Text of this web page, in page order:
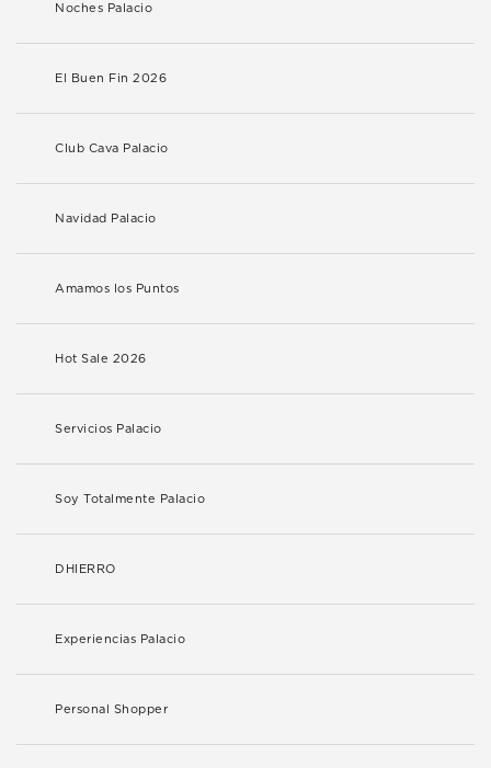
Noches Palacio
El Buen Fin 2026
Club Cava Palacio
Navidad Palacio
Amamos los Puntos
Hot Sale 2026
Servicios Palacio
Soy Totalmente Palacio
DHIERRO
Experiencias Palacio
Personal Shopper